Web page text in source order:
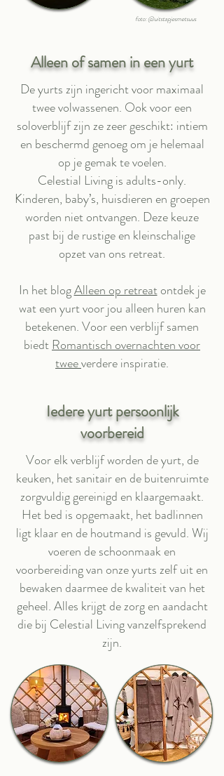
foto: @uitstapjesmetsuus
Alleen of samen in een yurt
De yurts zijn ingericht voor maximaal
twee volwassenen. Ook voor een
soloverblijf zijn ze zeer geschikt: intiem
en beschermd genoeg om je helemaal
op je gemak te voelen.
Celestial Living is adults-only.
Kinderen, baby’s, huisdieren en groepen
worden niet ontvangen. Deze keuze
past bij de rustige en kleinschalige
opzet van ons retreat.
In het blogAlleen op retreatontdek je
wat een yurt voor jou alleen huren kan
betekenen. Voor een verblijf samen
biedt Romantisch overnachten voor
tweeverdere inspiratie.
Iedere yurt persoonlijk
voorbereid
Voor elk verblijf worden de yurt, de
keuken, het sanitair en de buitenruimte
zorgvuldig gereinigd en klaargemaakt.
Het bed is opgemaakt, het badlinnen
ligt klaar en de houtmand is gevuld. Wij
voeren de schoonmaak en
voorbereiding van onze yurts zelf uit en
bewaken daarmee de kwaliteit van het
geheel. Alles krijgt de zorg en aandacht
die bij Celestial Living vanzelfsprekend
zijn.